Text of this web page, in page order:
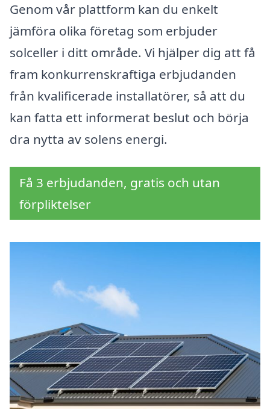
Genom vår plattform kan du enkelt
jämföra olika företag som erbjuder
solceller i ditt område. Vi hjälper dig att få
fram konkurrenskraftiga erbjudanden
från kvalificerade installatörer, så att du
kan fatta ett informerat beslut och börja
dra nytta av solens energi.
Få 3 erbjudanden, gratis och utan
förpliktelser